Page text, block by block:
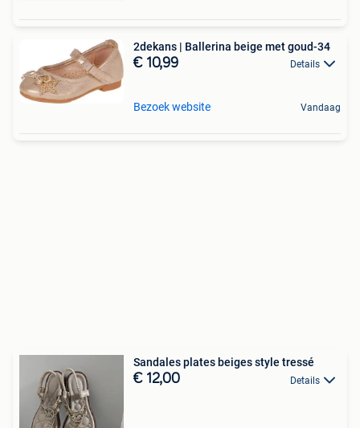
2dekans | Ballerina beige met goud-34
€ 10,99 Details
Bezoek website Vandaag
Sandales plates beiges style tressé
€ 12,00 Details